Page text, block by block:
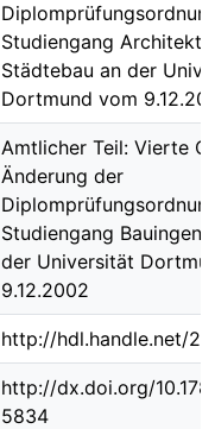
Studiengang
Städtebau an der
Dortmund vom
Amtlicher Teil: Vierte
Änderung der
Studiengang
der Universität
9.12.2002
http://hdl.handle.net/
http://dx.doi.org/
5834